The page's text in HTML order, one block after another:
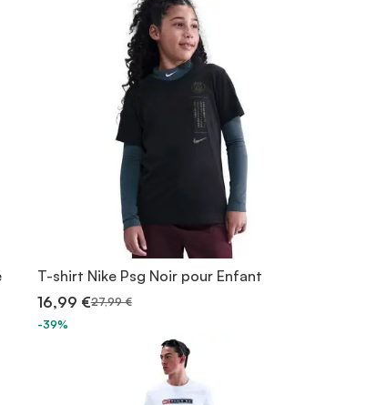
T-shirt Nike Psg Noir pour Enfant
16,99 €27,99 €
-39%